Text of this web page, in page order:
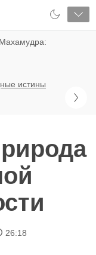
Махамудра:
истины
26:18